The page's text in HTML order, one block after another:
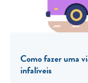
Como fazer uma
infalíveis